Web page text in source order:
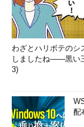
わざとハリボテのシ
しましたね――黒い
3)
配